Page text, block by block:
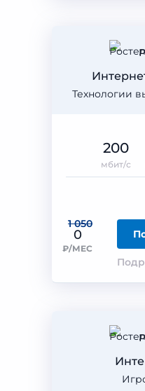
Технологии
1 050
0
₽/МЕС
200
мбит/с